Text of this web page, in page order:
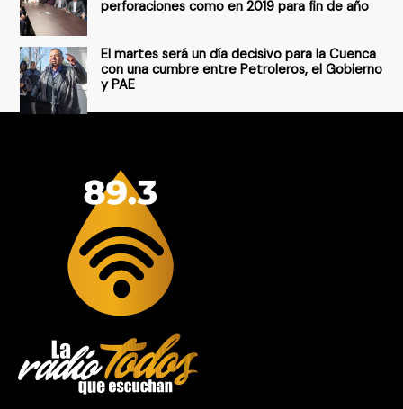
perforaciones como en 2019 para fin de año
El martes será un día decisivo para la Cuenca
con una cumbre entre Petroleros, el Gobierno
y PAE